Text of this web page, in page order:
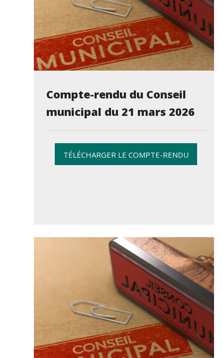
Compte-rendu du Conseil
municipal du 21 mars 2026
TÉLÉCHARGER LE COMPTE-RENDU